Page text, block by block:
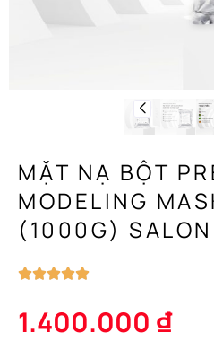
MẶT NẠ BỘT
MODELING
(1000G)
1.400.000 ₫